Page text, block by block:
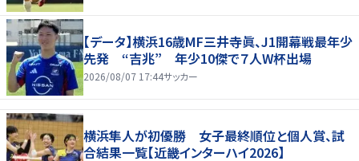
【データ】横浜16歳MF三井寺眞、J1開幕戦最年少
先発 “吉兆” 年少10傑で７人W杯出場
2026/08/07 17:44サッカー
横浜隼人が初優勝 女子最終順位と個人賞、試
合結果一覧【近畿インターハイ2026】